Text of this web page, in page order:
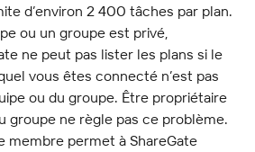
d’environ 2 400 tâches par plan.
ou un groupe est privé,
ne peut pas lister les plans si le
vous êtes connecté n’est pas
ou du groupe. Être propriétaire
groupe ne règle pas ce problème.
membre permet à ShareGate